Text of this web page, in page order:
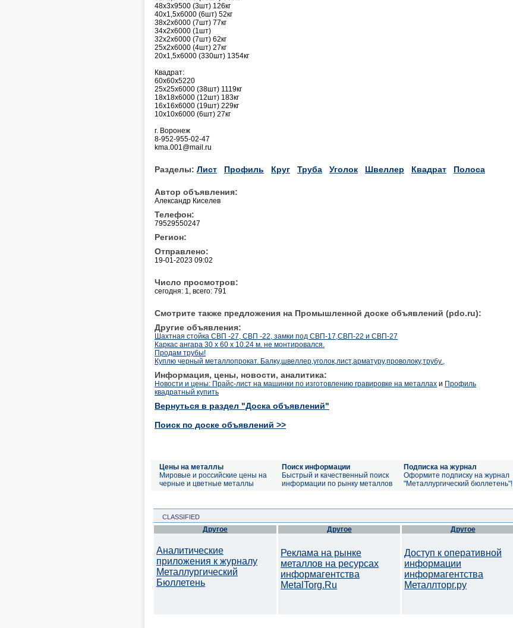
48х3х9500 (3шт) 126кг
40х1,5х6000 (6шт) 52кг
38х2х6000 (7шт) 77кг
34х2х6000 (1шт)
32х2х6000 (7шт) 62кг
25х2х6000 (4шт) 27кг
20х1,5х6000 (330шт) 1354кг
Квадрат:
60х60х5220
25х25х6000 (38шт) 1119кг
18х18х6000 (12шт) 183кг
16х16х6000 (19шт) 229кг
10х10х6000 (6шт) 27кг
г. Воронеж
8-952-955-02-47
kma.001@mail.ru
Разделы: Лист Профиль Круг Труба Уголок Швеллер Квадрат Полоса
Автор объявления:
Александр Киселев
Телефон:
79529550247
Регион:
Отправлено:
19-01-2023 09:02
Число просмотров:
сегодня: 1, всего: 791
Смотрите также предложения на Промышленной доске объявлений (pdo.ru):
Другие объявления:
Шахтная стойка СВП -27, СВП -22, замки под СВП-17,СВП-22 и СВП-27
Каркас ангара 30 х 60 х 10.24 м. не монтировался.
Продам трубы!
Куплю черный металлопрокат. Балку,швеллер,уголок,лист,арматуру,проволоку,трубу.,
Информация, цены, новости, аналитика:
Новости и цены: Прайс-лист на машинки по изготовлению гравировке на металлах и Профиль
квадратный купить
Вернуться в раздел "Доска объявлений"
Поиск по доске объявлений >>
Цены на металлы
Мировые и российские цены на
черные и цветные металлы
Поиск информации
Быстрый и качественный поиск
информации по рынку металлов
Подписка на журнал
Оформите подписку на журнал
"Металлургический бюллетень"!
CLASSIFIED
Другое
Аналитические
приложения к журналу
Металлургический
Бюллетень
Другое
Реклама на рынке
металлов на ресурсах
информагентства
MetalTorg.Ru
Другое
Доступ к оперативной
информации
информагентства
Металлторг.ру